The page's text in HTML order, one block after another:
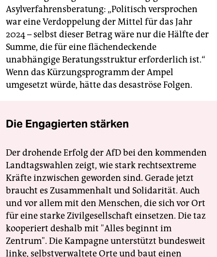
Asylverfahrensberatung: „Politisch versprochen
war eine Verdoppelung der Mittel für das Jahr
2024 – selbst dieser Betrag wäre nur die Hälfte der
Summe, die für eine flächendeckende
unabhängige Beratungsstruktur erforderlich ist.“
Wenn das Kürzungsprogramm der Ampel
umgesetzt würde, hätte das desaströse Folgen.
Die Engagierten stärken
Der drohende Erfolg der AfD bei den kommenden
Landtagswahlen zeigt, wie stark rechtsextreme
Kräfte inzwischen geworden sind. Gerade jetzt
braucht es Zusammenhalt und Solidarität. Auch
und vor allem mit den Menschen, die sich vor Ort
für eine starke Zivilgesellschaft einsetzen. Die taz
kooperiert deshalb mit "Alles beginnt im
Zentrum". Die Kampagne unterstützt bundesweit
linke, selbstverwaltete Orte und baut einen